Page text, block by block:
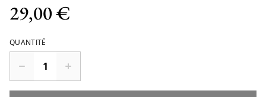
29,00 €
QUANTITÉ